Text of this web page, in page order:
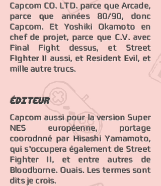
Capcom CO. LTD. parce que Arcade,
parce que années 80/90, donc
Capcom. Et Yoshiki Okamoto en
chef de projet, parce que C.V. avec
Final Fight dessus, et Street
FIghter II aussi, et Resident Evil, et
mille autre trucs.
éDITEUR
Capcom aussi pour la version Super
NES européenne, portage
coorodnné par Hisashi Yamamoto,
qui s'occupera également de Street
Fighter II, et entre autres de
Bloodborne. Ouais. Les termes sont
dits je crois.